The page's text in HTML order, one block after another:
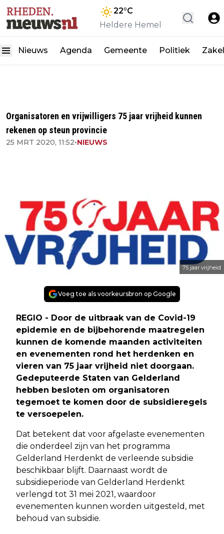
22°C
Heldere Hemel
Nieuws Agenda Gemeente Politiek
Organisatoren en vrijwilligers 75 jaar vrijheid kunnen
rekenen op steun provincie
25 MRT 2020, 11:52•NIEUWS
75 jaar vrijheid
Voeg toe als voorkeursbron op Google
REGIO - Door de uitbraak van de Covid-19
epidemie en de bijbehorende maatregelen
kunnen de komende maanden activiteiten
en evenementen rond het herdenken en
vieren van 75 jaar vrijheid niet doorgaan.
Gedeputeerde Staten van Gelderland
hebben besloten om organisatoren
tegemoet te komen door de subsidieregels
te versoepelen.
Dat betekent dat voor afgelaste evenementen
die onderdeel zijn van het programma
Gelderland Herdenkt de verleende subsidie
beschikbaar blijft. Daarnaast wordt de
subsidieperiode van Gelderland Herdenkt
verlengd tot 31 mei 2021, waardoor
evenementen kunnen worden uitgesteld, met
behoud van subsidie.